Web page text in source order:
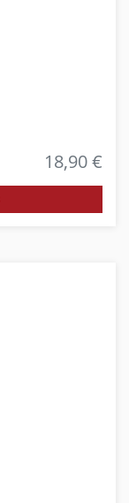
18,90 €